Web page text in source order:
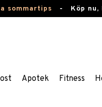
sommartips - Köp
Apotek Fitness